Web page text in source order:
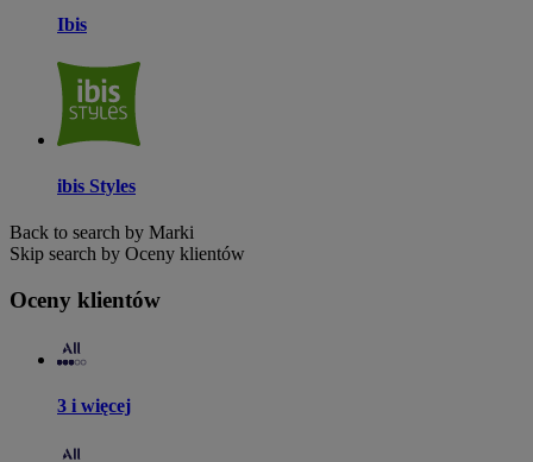
Ibis
ibis Styles
Back to search by Marki
Skip search by Oceny klientów
Oceny klientów
3 i więcej